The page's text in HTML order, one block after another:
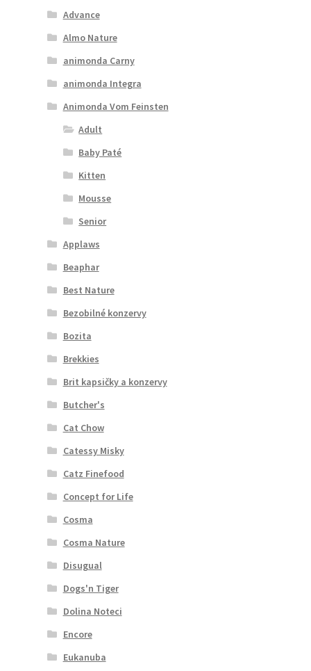
Advance
Almo Nature
animonda Carny
animonda Integra
Animonda Vom Feinsten
Adult
Baby Paté
Kitten
Mousse
Senior
Applaws
Beaphar
Best Nature
Bezobilné konzervy
Bozita
Brekkies
Brit kapsičky a konzervy
Butcher's
Cat Chow
Catessy Misky
Catz Finefood
Concept for Life
Cosma
Cosma Nature
Disugual
Dogs'n Tiger
Dolina Noteci
Encore
Eukanuba